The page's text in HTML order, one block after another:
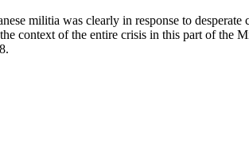
militia was clearly in response to desperate
context of the entire crisis in this part of the